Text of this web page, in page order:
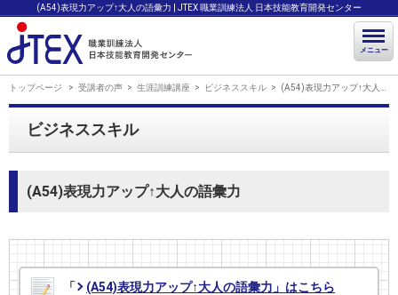
(A54)表現力アップ↑大人の語彙力 | JTEX 職業訓練法人 日本技能教育開発センター
メニュー
トップページ 受講者の声 生涯訓練講座 ビジネススキル (A54)表現力アップ↑大人の語彙力
ビジネススキル
(A54)表現力アップ↑大人の語彙力
「 (A54)表現力アップ↑大人の語彙力」はこちら